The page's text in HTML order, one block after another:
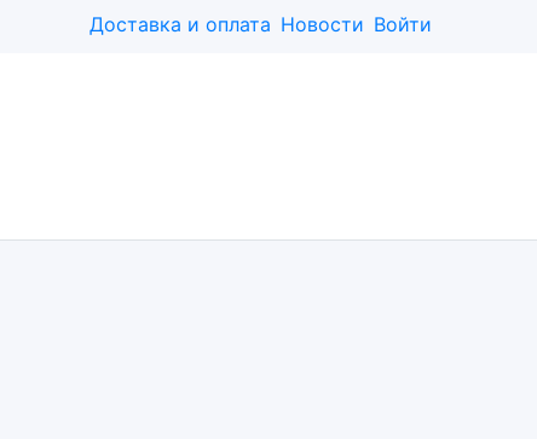
Доставка и оплата Новости Войти